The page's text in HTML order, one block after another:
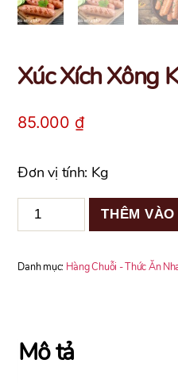
Xúc Xích Xông
85.000 ₫
Đơn vị tính: Kg
Xúc
Xích
Khói
số
THÊM
Danh mục: Hàng Chuỗi - Thức Ăn
Mô tả